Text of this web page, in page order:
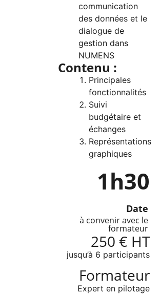
communication
des données et le
dialogue de
gestion dans
NUMENS
Contenu :
Principales
fonctionnalités
Suivi
budgétaire et
échanges
Représentations
graphiques
1h30
Date
à convenir avec le
formateur
250 € HT
jusqu’à 6 participants
Formateur
Expert en pilotage